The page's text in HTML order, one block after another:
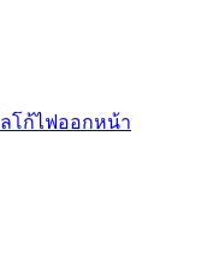
โก้ไฟออกหน้า